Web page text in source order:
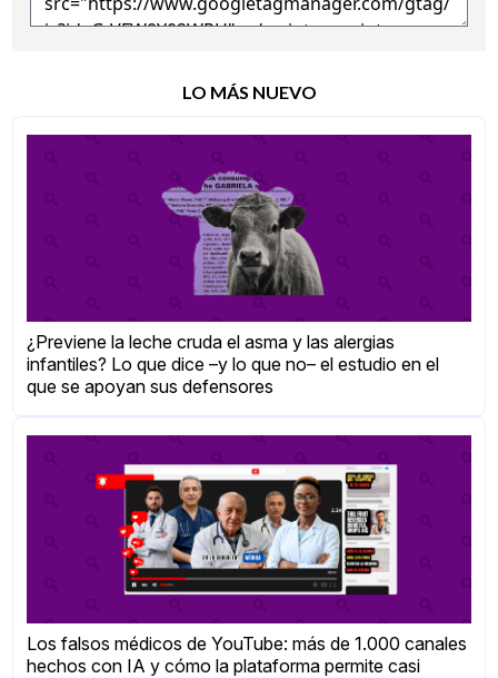
LO MÁS NUEVO
¿Previene la leche cruda el asma y las alergias
infantiles? Lo que dice –y lo que no– el estudio en el
que se apoyan sus defensores
Los falsos médicos de YouTube: más de 1.000 canales
hechos con IA y cómo la plataforma permite casi